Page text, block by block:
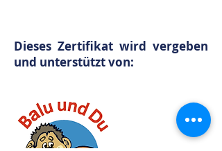
Dieses Zertifikat wird vergeben
und unterstützt von: